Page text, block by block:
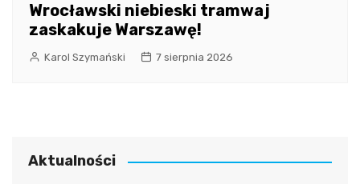
Wrocławski niebieski tramwaj
zaskakuje Warszawę!
Karol Szymański 7 sierpnia 2026
Aktualności